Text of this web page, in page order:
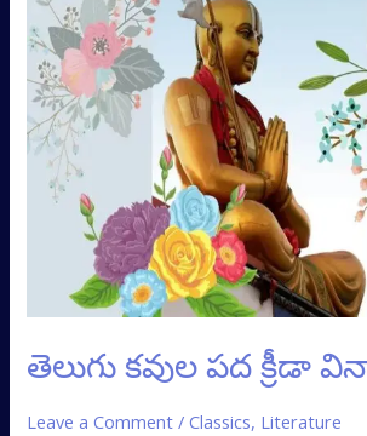
తెలుగు కవుల పద క్రీడా
Leave a Comment /Classics, Literature
కవుల
పద
క్రీడా
విన్యాసం